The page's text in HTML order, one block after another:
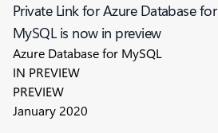
Private Link for Azure Database for
MySQL is now in preview
Azure Database for MySQL
IN PREVIEW
PREVIEW
January 2020